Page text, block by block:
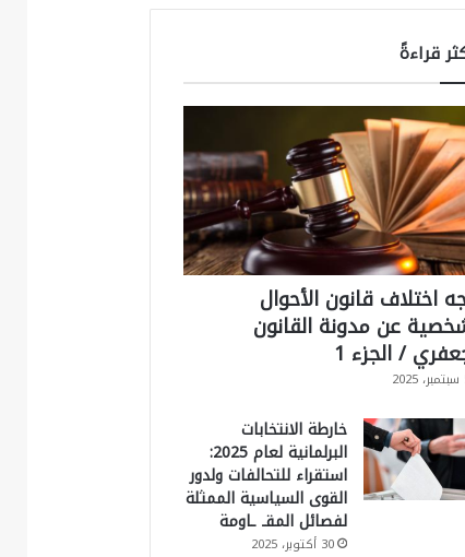
قراءةً
اختلاف قانون الأحوال
عن مدونة القانون
/ الجزء 1
خارطة الانتخابات
البرلمانية لعام 2025:
استقراء للتحالفات ولدور
القوى السياسية الممثلة
لفصائل المقـ ـاومة
30 أكتوبر، 2025